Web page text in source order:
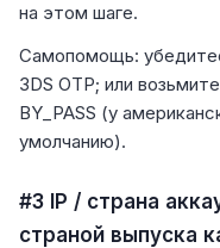
на этом шаге.
Самопомощь:
3DS OTP; или
BY_PASS (у
умолчанию).
#3 IP / страна
страной выпуска